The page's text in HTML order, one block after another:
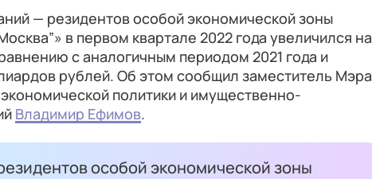
— резидентов особой экономической зоны
в первом квартале 2022 года увеличился на
с аналогичным периодом 2021 года и
рублей. Об этом сообщил заместитель Мэра
политики и имущественно-
Владимир Ефимов.
особой экономической зоны